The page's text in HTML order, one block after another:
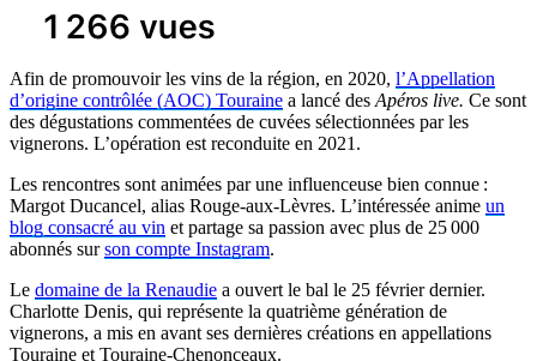
Afin de promouvoir les vins de la région, en 2020, l’Appellation
d’origine contrôlée (AOC) Touraine a lancé des Apéros live. Ce sont
des dégustations commentées de cuvées sélectionnées par les
vignerons. L’opération est reconduite en 2021.
Les rencontres sont animées par une influenceuse bien connue :
Margot Ducancel, alias Rouge-aux-Lèvres. L’intéressée anime un
blog consacré au vin et partage sa passion avec plus de 25 000
abonnés surson compte Instagram.
Le domaine de la Renaudie a ouvert le bal le 25 février dernier.
Charlotte Denis, qui représente la quatrième génération de
vignerons, a mis en avant ses dernières créations en appellations
Touraine et Touraine-Chenonceaux.